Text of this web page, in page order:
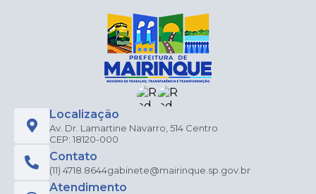
Localização
Av. Dr. Lamartine Navarro, 514 Centro
CEP: 18120-000
Contato
(11) 4718.8644gabinete@mairinque.sp.gov.br
Atendimento